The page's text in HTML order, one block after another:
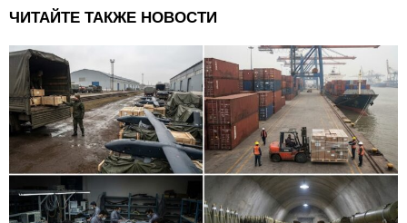
ЧИТАЙТЕ ТАКЖЕ НОВОСТИ